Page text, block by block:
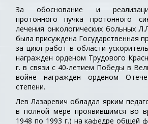
За обоснование и
протонного пучка протонного
лечения онкологических больных
была присуждена Государственная
за цикл работ в области
награжден орденом Трудового
г. в связи с 40-летием Победы в
войне награжден орденом
степени.
Лев Лазаревич обладал ярким
в полной мере проявившимся во
1948 по 1993 г.) на кафедре общей